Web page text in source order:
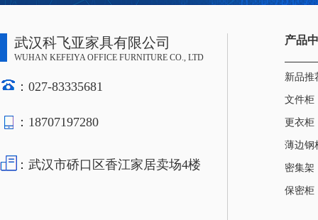
武汉科飞亚家具有限公司
WUHAN KEFEIYA OFFICE FURNITURE CO., LTD
：027-83335681
：18707197280
：武汉市硚口区香江家居卖场4楼
产品
新品推
文件柜
更衣柜
薄边钢
密集架
保密柜